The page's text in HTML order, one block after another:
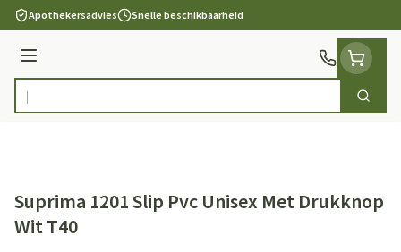
Ga naar de inhoud
Apothekersadvies Snelle beschikbaarheid
Menu
Product, merk, categorie... Zoek
Suprima 1201 Slip Pvc Unisex Met Drukknop
Wit T40